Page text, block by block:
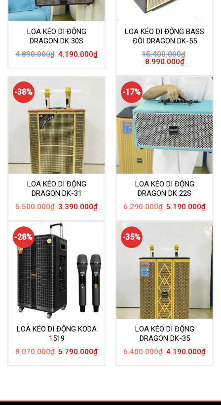
LOA KÉO DI ĐỘNG
DRAGON DK 30S
4.890.000₫ Giá
4.190.000₫Giá
LOA KÉO DI ĐỘNG BASS
ĐÔI DRAGON DK-55
15.400.000₫
Giá
15.400.000₫.
8.990.000₫Giá
hiện
-38%
LOA KÉO DI ĐỘNG
DRAGON DK-31
5.500.000₫ Giá
5.500.000₫.
3.390.000₫Giá
3.390.000₫.
-17%
LOA KÉO DI ĐỘNG
DRAGON DK 22S
6.290.000₫ Giá
5.190.000₫Giá
-28%
LOA KÉO DI ĐỘNG KODA
1519
8.070.000₫ Giá
5.790.000₫Giá
-35%
LOA KÉO DI ĐỘNG
DRAGON DK-35
6.400.000₫ Giá
4.190.000₫Giá